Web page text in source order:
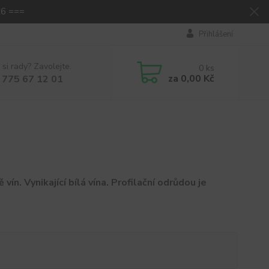
===
Přihlášení
si rady? Zavolejte.
775 67 12 01
0 ks
za 0,00 Kč
Vynikající bílá vína. Profilační odrůdou je